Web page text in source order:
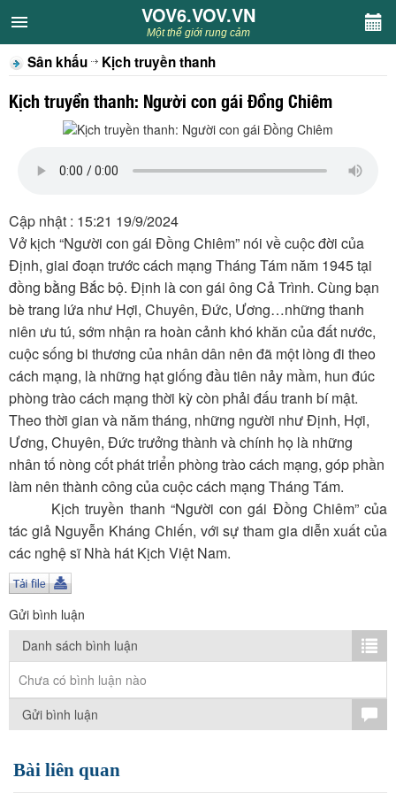
VOV6.VOV.VN
CHUYÊN MỤC
Khách VOV6
Sân khấu
Thiếu nhi
Kết nối VOV6
TÌM KIẾM
Vận hành bởi QI Corp
VOV6.VOV.VN
Một thế giới rung cảm
Sân khấu Kịch truyền thanh
Kịch truyền thanh: Người con gái Đồng Chiêm
Cập nhật : 15:21 19/9/2024
Vở kịch “Người con gái Đồng Chiêm” nói về cuộc đời của
Định, giai đoạn trước cách mạng Tháng Tám năm 1945 tại
đồng bằng Bắc bộ. Định là con gái ông Cả Trình. Cùng bạn
bè trang lứa như Hợi, Chuyên, Đức, Ương…những thanh
niên ưu tú, sớm nhận ra hoàn cảnh khó khăn của đất nước,
cuộc sống bi thương của nhân dân nên đã một lòng đi theo
cách mạng, là những hạt giống đầu tiên nảy mầm, hun đúc
phòng trào cách mạng thời kỳ còn phải đấu tranh bí mật.
Theo thời gian và năm tháng, những người như Định, Hợi,
Ương, Chuyên, Đức trưởng thành và chính họ là những
nhân tố nòng cốt phát triển phòng trào cách mạng, góp phần
làm nên thành công của cuộc cách mạng Tháng Tám.
Kịch truyền thanh “Người con gái Đồng Chiêm” của
tác giả Nguyễn Kháng Chiến, với sự tham gia diễn xuất của
các nghệ sĩ Nhà hát Kịch Việt Nam.
Gửi bình luận
Danh sách bình luận
Chưa có bình luận nào
Gửi bình luận
Bài liên quan